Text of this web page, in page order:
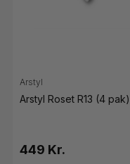
Arstyl
Arstyl Roset R13 (4 pak)
449 Kr.